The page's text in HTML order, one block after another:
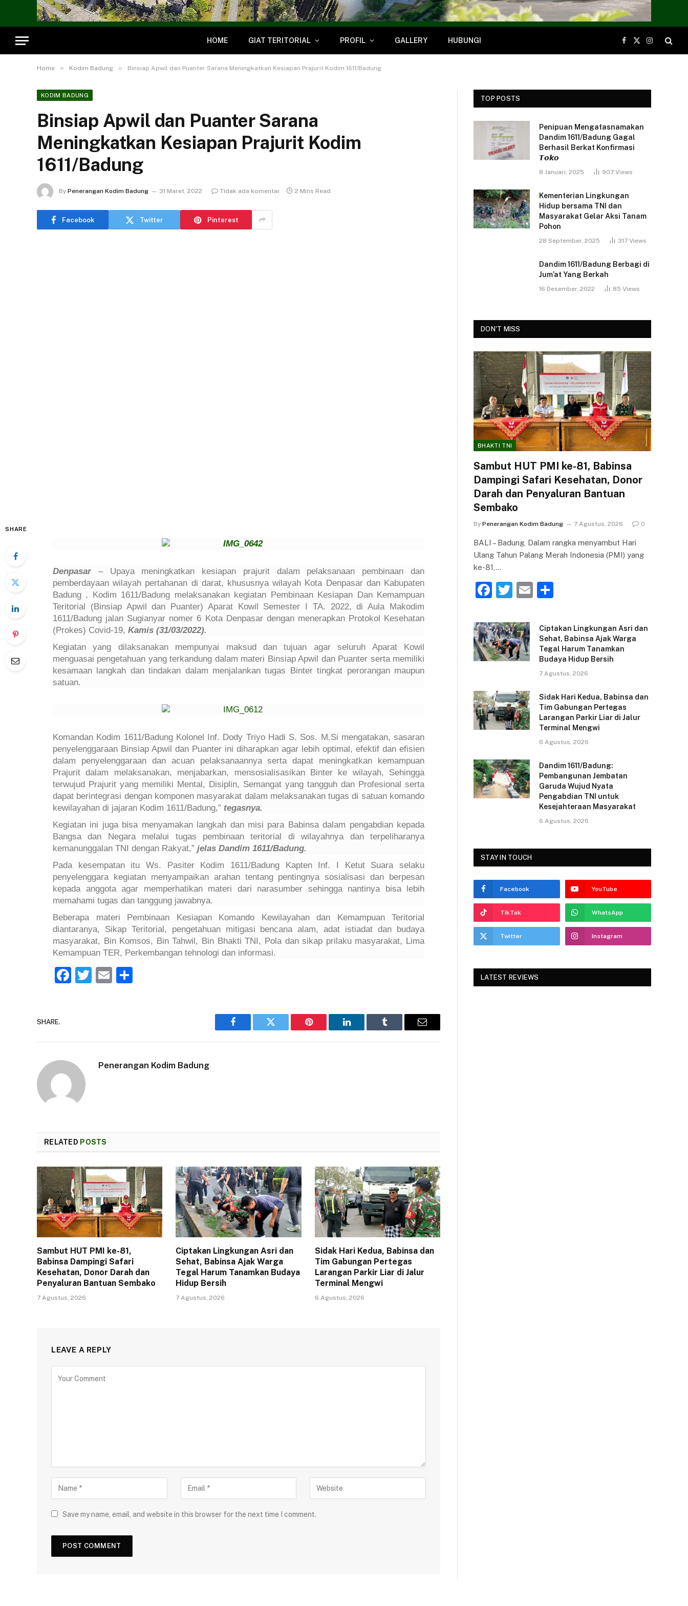
HOME GIAT TERITORIAL PROFIL GALLERY HUBUNGI
Facebook
X
(Twitter)
Instagram
Home » Kodim Badung » Binsiap Apwil dan Puanter Sarana Meningkatkan Kesiapan Prajurit Kodim 1611/Badung
KODIM BADUNG
Binsiap Apwil dan Puanter Sarana
Meningkatkan Kesiapan Prajurit Kodim
1611/Badung
By Penerangan Kodim Badung 31 Maret, 2022 Tidak ada komentar 2 Mins Read
Facebook Twitter Pinterest
SHARE
Denpasar– Upaya meningkatkan kesiapan prajurit dalam pelaksanaan pembinaan dan
pemberdayaan wilayah pertahanan di darat, khususnya wilayah Kota Denpasar dan Kabupaten
Badung , Kodim 1611/Badung melaksanakan kegiatan Pembinaan Kesiapan Dan Kemampuan
Teritorial (Binsiap Apwil dan Puanter) Aparat Kowil Semester I TA. 2022, di Aula Makodim
1611/Badung jalan Sugianyar nomer 6 Kota Denpasar dengan menerapkan Protokol Kesehatan
(Prokes) Covid-19, Kamis (31/03/2022).
Kegiatan yang dilaksanakan mempunyai maksud dan tujuan agar seluruh Aparat Kowil
menguasai pengetahuan yang terkandung dalam materi Binsiap Apwil dan Puanter serta memiliki
kesamaan langkah dan tindakan dalam menjalankan tugas Binter tingkat perorangan maupun
satuan.
Komandan Kodim 1611/Badung Kolonel Inf. Dody Triyo Hadi S. Sos. M.Si mengatakan, sasaran
penyelenggaraan Binsiap Apwil dan Puanter ini diharapkan agar lebih optimal, efektif dan efisien
dalam penyelenggaraan dan acuan pelaksanaannya serta dapat meningkatkan kemampuan
Prajurit dalam melaksanakan, menjabarkan, mensosialisasikan Binter ke wilayah, Sehingga
terwujud Prajurit yang memiliki Mental, Disiplin, Semangat yang tangguh dan Profesional serta
dapat berintegrasi dengan komponen masyarakat dalam melaksanakan tugas di satuan komando
kewilayahan di jajaran Kodim 1611/Badung,” tegasnya.
Kegiatan ini juga bisa menyamakan langkah dan misi para Babinsa dalam pengabdian kepada
Bangsa dan Negara melalui tugas pembinaan teritorial di wilayahnya dan terpeliharanya
kemanunggalan TNI dengan Rakyat,” jelas Dandim 1611/Badung.
Pada kesempatan itu Ws. Pasiter Kodim 1611/Badung Kapten Inf. I Ketut Suara selaku
penyelenggara kegiatan menyampaikan arahan tentang pentingnya sosialisasi dan berpesan
kepada anggota agar memperhatikan materi dari narasumber sehingga nantinya bisa lebih
memahami tugas dan tanggung jawabnya.
Beberapa materi Pembinaan Kesiapan Komando Kewilayahan dan Kemampuan Teritorial
diantaranya, Sikap Teritorial, pengetahuan mitigasi bencana alam, adat istiadat dan budaya
masyarakat, Bin Komsos, Bin Tahwil, Bin Bhakti TNI, Pola dan sikap prilaku masyarakat, Lima
Kemampuan TER, Perkembangan tehnologi dan informasi.
Facebook
Twitter
Email
SHARE.
Facebook Twitter Pinterest LinkedIn Tumblr Email
Penerangan Kodim Badung
RELATED POSTS
Sambut HUT PMI ke-81,
Babinsa Dampingi Safari
Kesehatan, Donor Darah dan
Penyaluran Bantuan Sembako
7 Agustus, 2026
Ciptakan Lingkungan Asri dan
Sehat, Babinsa Ajak Warga
Tegal Harum Tanamkan Budaya
Hidup Bersih
7 Agustus, 2026
Sidak Hari Kedua, Babinsa dan
Tim Gabungan Pertegas
Larangan Parkir Liar di Jalur
Terminal Mengwi
6 Agustus, 2026
LEAVE A REPLY
Save my name, email, and website in this browser for the next time I comment.
TOP POSTS
Penipuan Mengatasnamakan
Dandim 1611/Badung Gagal
Berhasil Berkat Konfirmasi
𝙏𝙤𝙠𝙤
8 Januari, 2025 907 Views
Kementerian Lingkungan
Hidup bersama TNI dan
Masyarakat Gelar Aksi Tanam
Pohon
28 September, 2025 317 Views
Dandim 1611/Badung Berbagi di
Jum’at Yang Berkah
16 Desember, 2022 85 Views
DON'T MISS
BHAKTI TNI
Sambut HUT PMI ke-81, Babinsa
Dampingi Safari Kesehatan, Donor
Darah dan Penyaluran Bantuan
Sembako
By Penerangan Kodim Badung 7 Agustus, 2026 0
BALI – Badung, Dalam rangka menyambut Hari
Ulang Tahun Palang Merah Indonesia (PMI) yang
ke-81,…
F
c
e
b
o
k
T
itt
er
E
ai ar
e
Ciptakan Lingkungan Asri dan
Sehat, Babinsa Ajak Warga
Tegal Harum Tanamkan
Budaya Hidup Bersih
7 Agustus, 2026
Sidak Hari Kedua, Babinsa dan
Tim Gabungan Pertegas
Larangan Parkir Liar di Jalur
Terminal Mengwi
6 Agustus, 2026
Dandim 1611/Badung:
Pembangunan Jembatan
Garuda Wujud Nyata
Pengabdian TNI untuk
Kesejahteraan Masyarakat
6 Agustus, 2026
STAY IN TOUCH
Facebook YouTube
TikTok WhatsApp
Twitter Instagram
LATEST REVIEWS